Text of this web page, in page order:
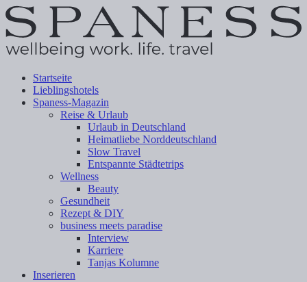
Startseite
Lieblingshotels
Spaness-Magazin
Reise & Urlaub
Urlaub in Deutschland
Heimatliebe Norddeutschland
Slow Travel
Entspannte Städtetrips
Wellness
Beauty
Gesundheit
Rezept & DIY
business meets paradise
Interview
Karriere
Tanjas Kolumne
Inserieren